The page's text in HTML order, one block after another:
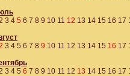
3 4 5 6 7 8 9 10 11 12 13 14 15 16 17
3 4 5 6 7 8 9 10 11 12 13 14 15 16 17
3 4 5 6 7 8 9 10 11 12 13 14 15 16 17